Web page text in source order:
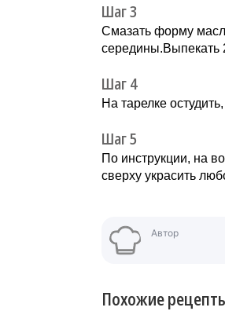
Шаг 3
Смазать форму
середины.Выпекать
Шаг 4
На тарелке
Шаг 5
По инструкции, на
сверху украсить
Автор
Похожие